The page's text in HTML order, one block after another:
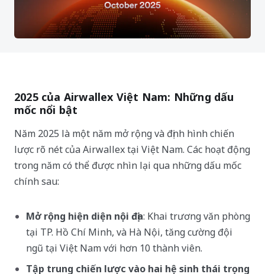
2025 của Airwallex Việt Nam: Những dấu
mốc nổi bật
Năm 2025 là một năm mở rộng và định hình chiến
lược rõ nét của Airwallex tại Việt Nam. Các hoạt động
trong năm có thể được nhìn lại qua những dấu mốc
chính sau:
Mở rộng hiện diện nội địa: Khai trương văn phòng
tại TP. Hồ Chí Minh, và Hà Nội, tăng cường đội
ngũ tại Việt Nam với hơn 10 thành viên.
Tập trung chiến lược vào hai hệ sinh thái trọng